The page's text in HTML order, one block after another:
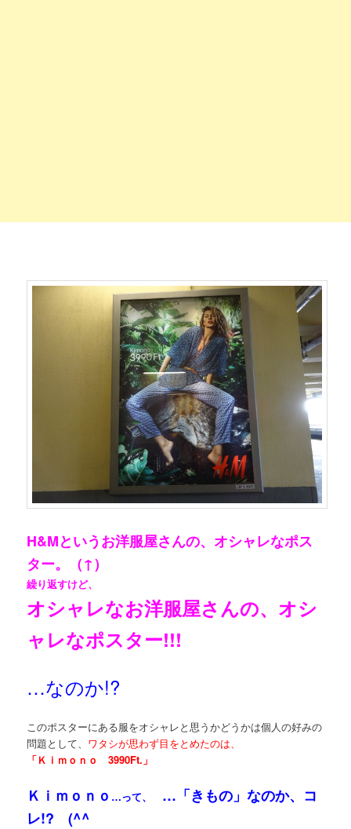
H&Mというお洋服屋さんの、オシャレなポス
ター。（↑）
繰り返すけど、
オシャレなお洋服屋さんの、オシ
ャレなポスター!!!
…なのか!?
このポスターにある服をオシャレと思うかどうかは個人の好みの
問題として、 ワタシが思わず目をとめたのは、
「Ｋｉｍｏｎｏ 3990Ft.」
Ｋｉｍｏｎｏ …って、 …「きもの」なのか、コ
レ!? (^^ゞ